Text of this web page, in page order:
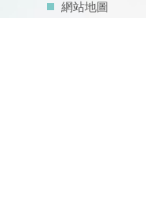
網站地圖